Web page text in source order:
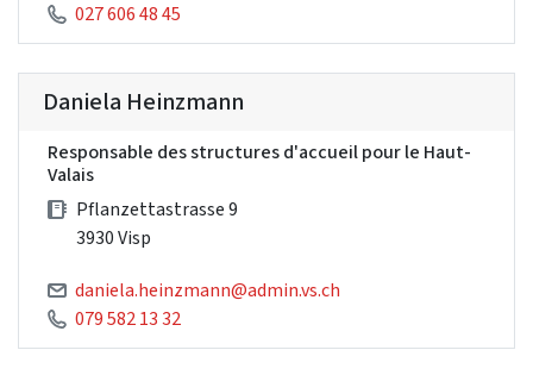
027 606 48 45
Daniela Heinzmann
Responsable des structures d'accueil pour le Haut-
Valais
Pflanzettastrasse 9
3930 Visp
daniela.heinzmann@admin.vs.ch
079 582 13 32